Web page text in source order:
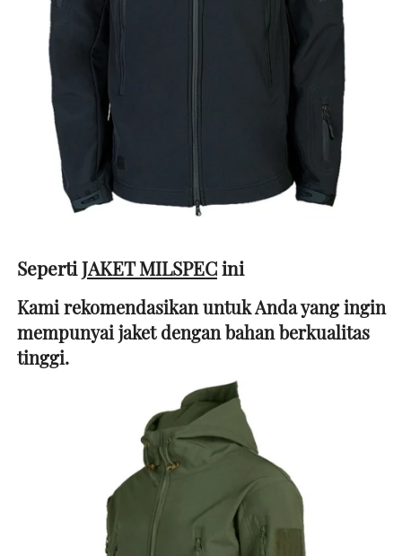
Seperti JAKET MILSPEC ini
Kami rekomendasikan untuk Anda yang ingin
mempunyai jaket dengan bahan berkualitas
tinggi.